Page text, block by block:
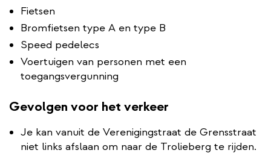
Fietsen
Bromfietsen type A en type B
Speed pedelecs
Voertuigen van personen met een
toegangsvergunning
Gevolgen voor het verkeer
Je kan vanuit de Verenigingstraat de Grensstraat
niet links afslaan om naar de Trolieberg te rijden.